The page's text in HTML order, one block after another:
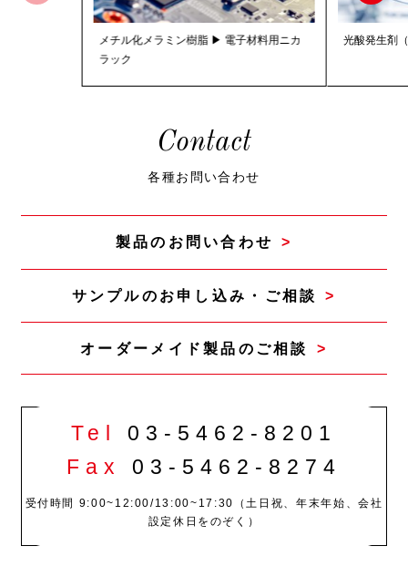
メチル化メラミン樹脂 ▶ 電子材料用ニカ
ラック
光酸発生剤
Contact
各種お問い合わせ
製品のお問い合わせ
サンプルのお申し込み・ご相談
オーダーメイド製品の ご相談
Tel
03-5462-8201
Fax
03-5462-8274
受付時間 9:00~12:00/13:00~17:30（土日祝、年末年始、会社
設定休日をのぞく）